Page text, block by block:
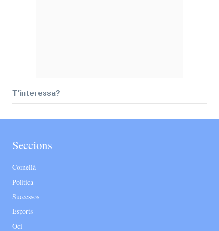
T’interessa?
Seccions
Cornellà
Política
Successos
Esports
Oci